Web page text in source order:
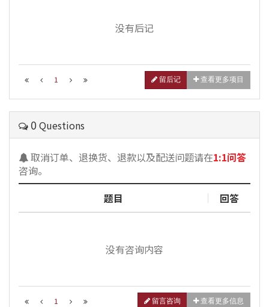
没有后记
1 留后记 查看更多项目
0 Questions
取消订单、退换货、退款以及配送问题请在1:1问答
咨询。
题目
回答
没有咨询内容
1 留言咨询 查看更多信息